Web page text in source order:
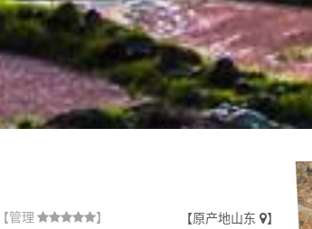
【管理 】 【原产地山东 】